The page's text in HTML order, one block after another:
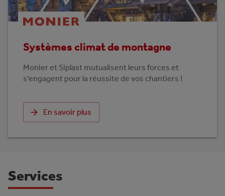
Systèmes climat de montagne
Monier et Siplast mutualisent leurs forces et
s'engagent pour la réussite de vos chantiers !
En savoir plus
Services